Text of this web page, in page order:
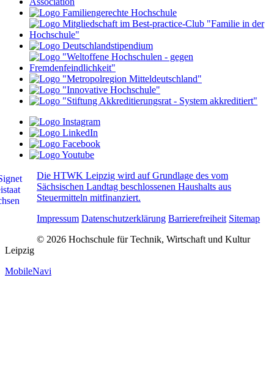
Die HTWK Leipzig wird auf Grundlage des vom
Sächsischen Landtag beschlossenen Haushalts aus
Steuermitteln mitfinanziert.
Impressum Datenschutzerklärung Barrierefreiheit Sitemap
© 2026 Hochschule für Technik, Wirtschaft und Kultur
Leipzig
MobileNavi